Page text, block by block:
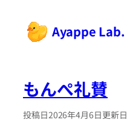
Ayappe Lab.
もんぺ礼賛
投稿日2026年4月6日更新日